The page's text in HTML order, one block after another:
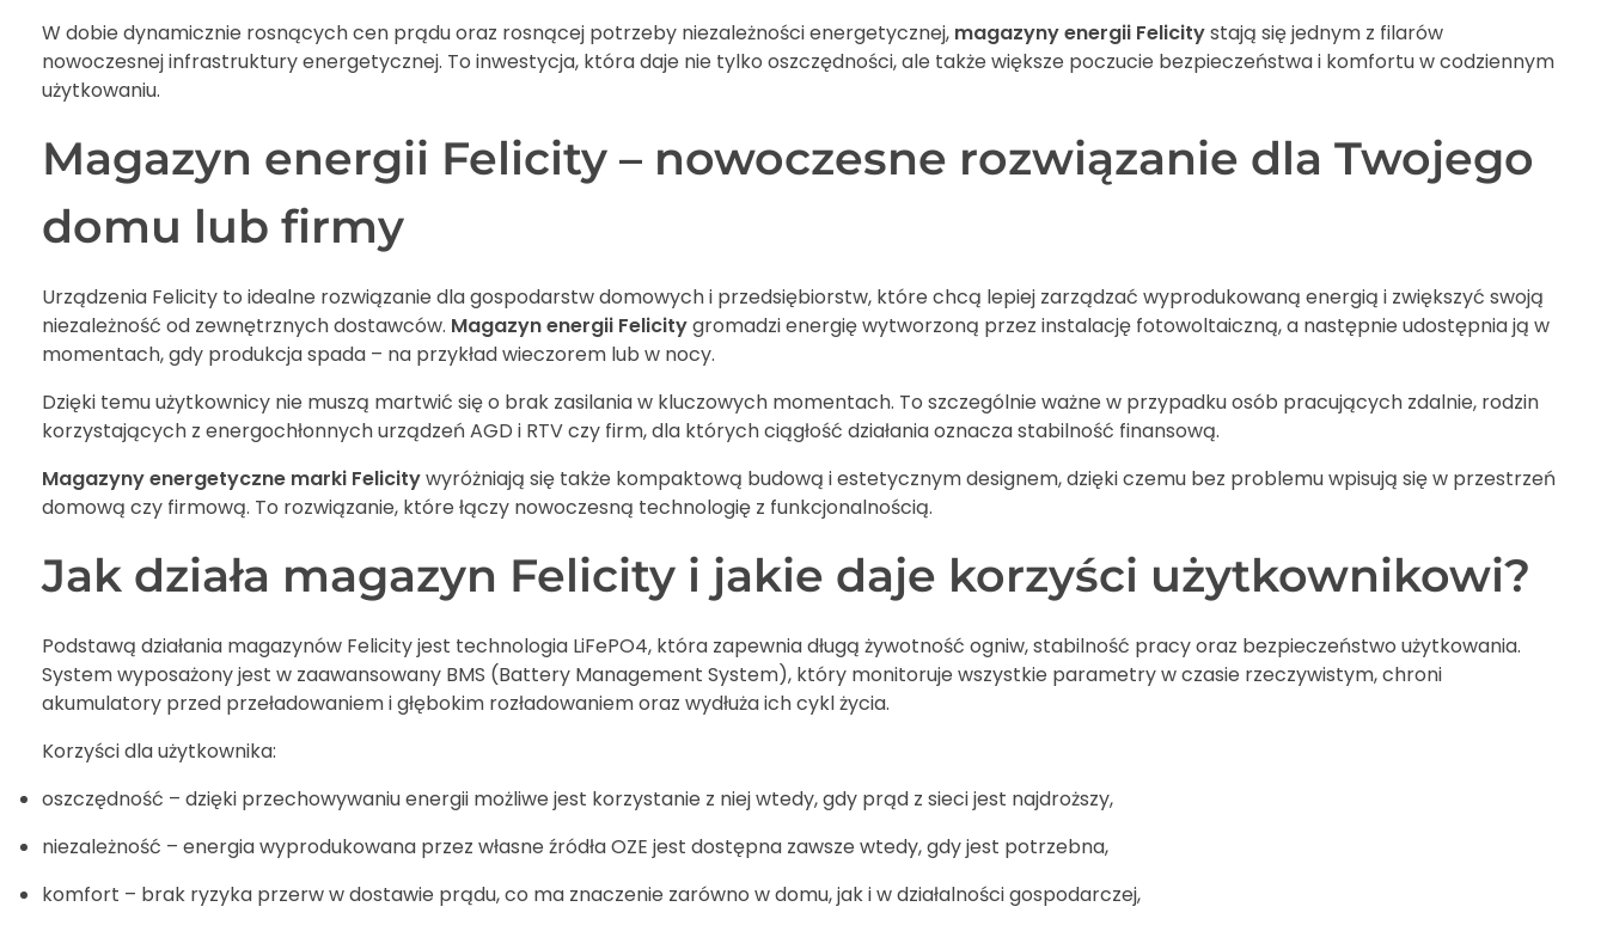
W dobie dynamicznie rosnących cen prądu oraz rosnącej potrzeby niezależności energetycznej, magazyny energii Felicitystają się jednym z filarów
nowoczesnej infrastruktury energetycznej. To inwestycja, która daje nie tylko oszczędności, ale także większe poczucie bezpieczeństwa i komfortu w codziennym
użytkowaniu.
Magazyn energii Felicity – nowoczesne rozwiązanie dla Twojego
domu lub firmy
Urządzenia Felicity to idealne rozwiązanie dla gospodarstw domowych i przedsiębiorstw, które chcą lepiej zarządzać wyprodukowaną energią i zwiększyć swoją
niezależność od zewnętrznych dostawców. Magazyn energii Felicitygromadzi energię wytworzoną przez instalację fotowoltaiczną, a następnie udostępnia ją w
momentach, gdy produkcja spada – na przykład wieczorem lub w nocy.
Dzięki temu użytkownicy nie muszą martwić się o brak zasilania w kluczowych momentach. To szczególnie ważne w przypadku osób pracujących zdalnie, rodzin
korzystających z energochłonnych urządzeń AGD i RTV czy firm, dla których ciągłość działania oznacza stabilność finansową.
Magazyny energetyczne marki Felicitywyróżniają się także kompaktową budową i estetycznym designem, dzięki czemu bez problemu wpisują się w przestrzeń
domową czy firmową. To rozwiązanie, które łączy nowoczesną technologię z funkcjonalnością.
Jak działa magazyn Felicity i jakie daje korzyści użytkownikowi?
Podstawą działania magazynów Felicity jest technologia LiFePO4, która zapewnia długą żywotność ogniw, stabilność pracy oraz bezpieczeństwo użytkowania.
System wyposażony jest w zaawansowany BMS (Battery Management System), który monitoruje wszystkie parametry w czasie rzeczywistym, chroni
akumulatory przed przeładowaniem i głębokim rozładowaniem oraz wydłuża ich cykl życia.
Korzyści dla użytkownika:
oszczędność – dzięki przechowywaniu energii możliwe jest korzystanie z niej wtedy, gdy prąd z sieci jest najdroższy,
niezależność – energia wyprodukowana przez własne źródła OZE jest dostępna zawsze wtedy, gdy jest potrzebna,
komfort – brak ryzyka przerw w dostawie prądu, co ma znaczenie zarówno w domu, jak i w działalności gospodarczej,